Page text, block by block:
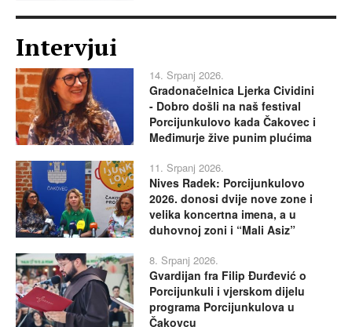
Intervjui
14. Srpanj 2026.
Gradonačelnica Ljerka Cividini
- Dobro došli na naš festival
Porcijunkulovo kada Čakovec i
Međimurje žive punim plućima
11. Srpanj 2026.
Nives Radek: Porcijunkulovo
2026. donosi dvije nove zone i
velika koncertna imena, a u
duhovnoj zoni i “Mali Asiz”
8. Srpanj 2026.
Gvardijan fra Filip Đurđević o
Porcijunkuli i vjerskom dijelu
programa Porcijunkulova u
Čakovcu